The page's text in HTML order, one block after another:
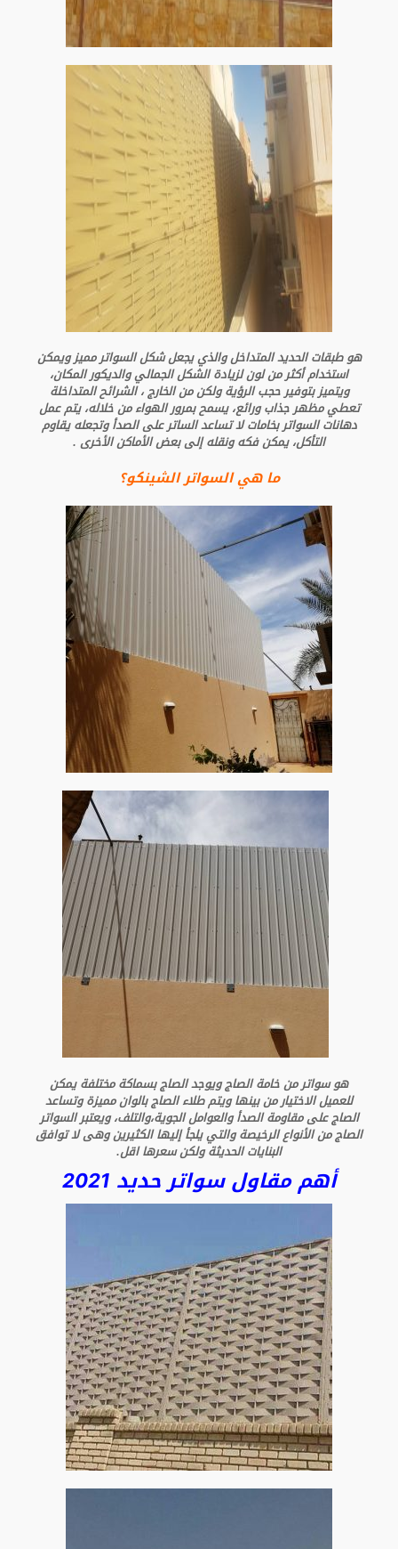
هو طبقات الحديد المتداخل والذي يجعل شكل السواتر مميز ويمكن
استخدام أكثر من لون لزيادة الشكل الجمالي والديكور المكان،
ويتميز بتوفير حجب الرؤية ولكن من الخارج ، الشرائح المتداخلة
تعطي مظهر جذاب ورائع، يسمح بمرور الهواء من خلاله، يتم عمل
دهانات السواتر بخامات لا تساعد الساتر على الصدأ وتجعله يقاوم
التأكل، يمكن فكه ونقله إلى بعض الأماكن الأخرى .
ما هي السواتر الشينكو؟
هو سواتر من خامة الصاج ويوجد الصاج بسماكة مختلفة يمكن
للعميل الاختيار من بينها ويتم طلاء الصاج بالوان مميزة وتساعد
الصاج على مقاومة الصدأ والعوامل الجوية،والتلف، ويعتبر السواتر
الصاج من الأنواع الرخيصة والتي يلجأ إليها الكثيرين وهى لا توافق
البنايات الحديثة ولكن سعرها اقل.
أهم مقاول سواتر حديد 2021